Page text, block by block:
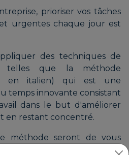
prioriser vos tâches
urgentes chaque jour est
des techniques de
telles que la méthode
en italien) qui est une
temps innovante consistant
dans le but d'améliorer
en restant concentré.
méthode seront de vous
au travail, de vous